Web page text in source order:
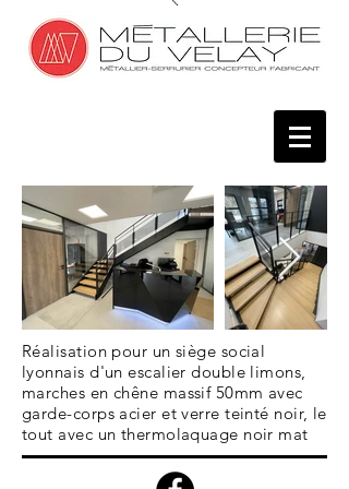
Réalisation pour un siège social
lyonnais d'un escalier double limons,
marches en chêne massif 50mm avec
garde-corps acier et verre teinté noir, le
tout avec un thermolaquage noir mat